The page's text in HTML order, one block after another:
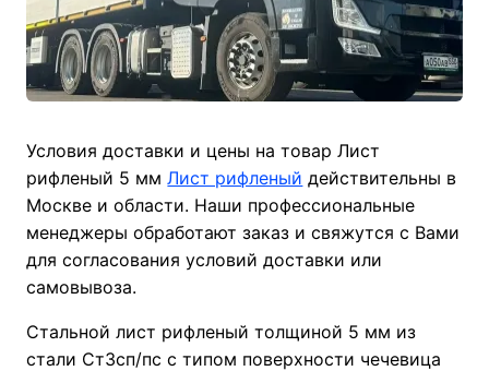
Условия доставки и цены на товар Лист
рифленый 5 ммЛист рифленый действительны в
Москве и области. Наши профессиональные
менеджеры обработают заказ и свяжутся с Вами
для согласования условий доставки или
самовывоза.
Стальной лист рифленый толщиной 5 мм из
стали Ст3сп/пс с типом поверхности чечевица